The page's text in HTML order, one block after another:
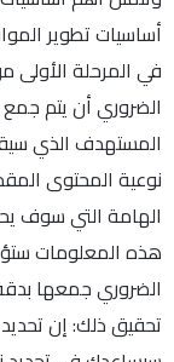
أساسيات تطوير
في المرحلة الأولى
الضروري أن يتم
المستهدف الذي
نوعية المحتوى
الهامة التي سوف
هذه المعلومات
الضروري جمعها
تحقيق ذلك: إن